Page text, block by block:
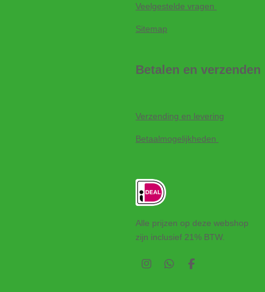
Veelgestelde vragen
Sitemap
Betalen en verzenden
Verzending en levering
Betaalmogelijkheden
Alle prijzen op deze webshop
zijn inclusief 21% BTW.
I
W
F